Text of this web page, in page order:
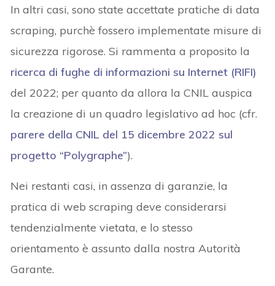
In altri casi, sono state accettate pratiche di data
scraping, purchè fossero implementate misure di
sicurezza rigorose. Si rammenta a proposito la
ricerca di fughe di informazioni su Internet (RIFI)
del 2022; per quanto da allora la CNIL auspica
la creazione di un quadro legislativo ad hoc (cfr.
parere della CNIL del 15 dicembre 2022 sul
progetto “Polygraphe”).
Nei restanti casi, in assenza di garanzie, la
pratica di web scraping deve considerarsi
tendenzialmente vietata, e lo stesso
orientamento è assunto dalla nostra Autorità
Garante.